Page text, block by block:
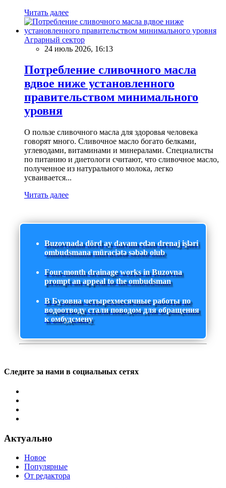
Читать далее
Аграрный сектор
24 июль 2026, 16:13
Потребление сливочного масла
вдвое ниже установленного
правительством минимального
уровня
О пользе сливочного масла для здоровья человека
говорят много. Сливочное масло богато белками,
углеводами, витаминами и минералами. Специалисты
по питанию и диетологи считают, что сливочное масло,
полученное из натурального молока, легко
усваивается...
Читать далее
Buzovnada dörd ay davam edən drenaj işləri
ombudsmana müraciətə səbəb olub
Four-month drainage works in Buzovna
prompt an appeal to the ombudsman
В Бузовна четырехмесячные работы по
водоотводу стали поводом для обращения
к омбудсмену
Следите за нами в социальных сетях
Актуально
Новое
Популярные
От редактора